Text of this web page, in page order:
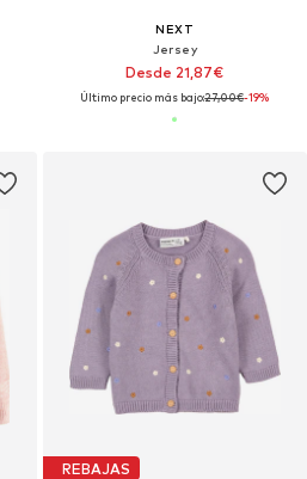
NEXT
Jersey
Desde 21,87€
Último precio más bajo:27,00€-19%
REBAJAS